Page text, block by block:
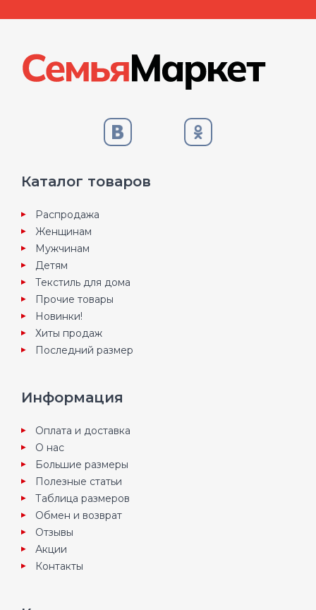
Каталог товаров
Распродажа
Женщинам
Мужчинам
Детям
Текстиль для дома
Прочие товары
Новинки!
Хиты продаж
Последний размер
Информация
Оплата и доставка
О нас
Большие размеры
Полезные статьи
Таблица размеров
Обмен и возврат
Отзывы
Акции
Контакты